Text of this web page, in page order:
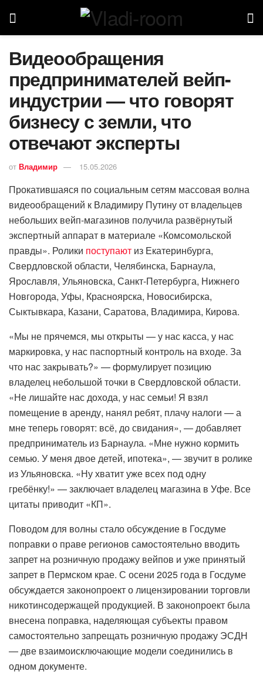
Видеообращения
предпринимателей вейп-
индустрии — что говорят
бизнесу с земли, что
отвечают эксперты
от Владимир 15.05.2026
Прокатившаяся по социальным сетям массовая волна
видеообращений к Владимиру Путину от владельцев
небольших вейп-магазинов получила развёрнутый
экспертный аппарат в материале «Комсомольской
правды». Ролики поступают из Екатеринбурга,
Свердловской области, Челябинска, Барнаула,
Ярославля, Ульяновска, Санкт-Петербурга, Нижнего
Новгорода, Уфы, Красноярска, Новосибирска,
Сыктывкара, Казани, Саратова, Владимира, Кирова.
«Мы не прячемся, мы открыты — у нас касса, у нас
маркировка, у нас паспортный контроль на входе. За
что нас закрывать?» — формулирует позицию
владелец небольшой точки в Свердловской области.
«Не лишайте нас дохода, у нас семьи! Я взял
помещение в аренду, нанял ребят, плачу налоги — а
мне теперь говорят: всё, до свидания», — добавляет
предприниматель из Барнаула. «Мне нужно кормить
семью. У меня двое детей, ипотека», — звучит в ролике
из Ульяновска. «Ну хватит уже всех под одну
гребёнку!» — заключает владелец магазина в Уфе. Все
цитаты приводит «КП».
Поводом для волны стало обсуждение в Госдуме
поправки о праве регионов самостоятельно вводить
запрет на розничную продажу вейпов и уже принятый
запрет в Пермском крае. С осени 2025 года в Госдуме
обсуждается законопроект о лицензировании торговли
никотинсодержащей продукцией. В законопроект была
внесена поправка, наделяющая субъекты правом
самостоятельно запрещать розничную продажу ЭСДН
— две взаимоисключающие модели соединились в
одном документе.